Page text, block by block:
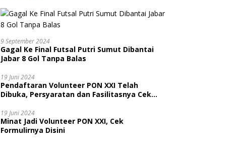
9 September 2024
Gagal Ke Final Futsal Putri Sumut Dibantai
Jabar 8 Gol Tanpa Balas
19 Juni 2024
Pendaftaran Volunteer PON XXI Telah
Dibuka, Persyaratan dan Fasilitasnya Cek
19 Juni 2024
Minat Jadi Volunteer PON XXI, Cek
Formulirnya Disini